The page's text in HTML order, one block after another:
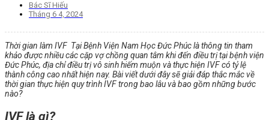
Bác Sĩ Hiếu
Tháng 6 4, 2024
Thời gian làm IVF Tại Bệnh Viện Nam Học Đức Phúc là thông tin tham
khảo được nhiều các cặp vợ chồng quan tâm khi đến điều trị tại bệnh viện
Đức Phúc, địa chỉ điều trị vô sinh hiếm muộn và thực hiện IVF có tỷ lệ
thành công cao nhất hiện nay. Bài viết dưới đây sẽ giải đáp thắc mắc về
thời gian thực hiện quy trình IVF trong bao lâu và bao gồm những bước
nào?
IVF là gì?